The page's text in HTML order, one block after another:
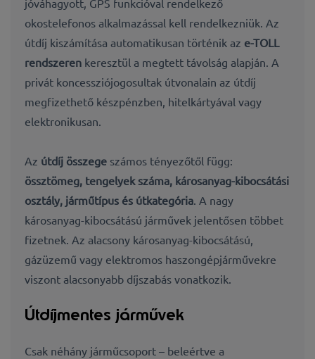
okostelefonos alkalmazással kell rendelkezniük. Az
útdíj kiszámítása automatikusan történik az e-TOLL
rendszeren keresztül a megtett távolság alapján. A
privát koncessziójogosultak útvonalain az útdíj
megfizethető készpénzben, hitelkártyával vagy
elektronikusan.
Az útdíj összege számos tényezőtől függ:
össztömeg, tengelyek száma, károsanyag-kibocsátási
osztály, járműtípus és útkategória . A nagy
károsanyag-kibocsátású járművek jelentősen többet
fizetnek. Az alacsony károsanyag-kibocsátású,
gázüzemű vagy elektromos haszongépjárművekre
viszont alacsonyabb díjszabás vonatkozik.
Útdíjmentes járművek
Csak néhány járműcsoport – beleértve a